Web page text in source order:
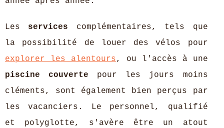
Les services complémentaires, tels que
la possibilité de louer des vélos pour
explorer les alentours, ou l'accès à une
piscine couverte pour les jours moins
cléments, sont également bien perçus par
les vacanciers. Le personnel, qualifié
et polyglotte, s'avère être un atout